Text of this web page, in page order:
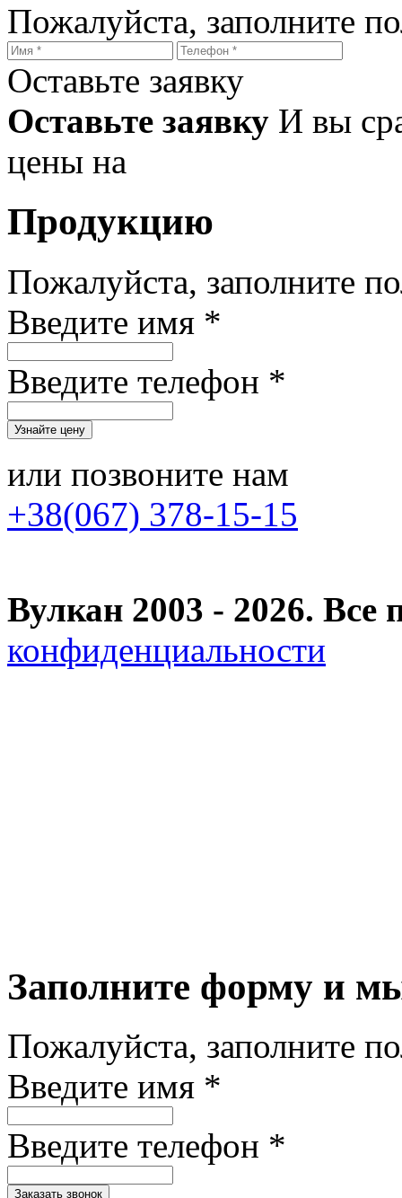
Пожалуйста, заполните
Оставьте заявку
Оставьте заявку И вы
цены на
Продукцию
Пожалуйста, заполните
Введите имя *
Введите телефон *
или позвоните нам
+38(067) 378-15-15
Вулкан 2003 - 2026.
конфиденциальности
Заполните форму и
Пожалуйста, заполните
Введите имя *
Введите телефон *